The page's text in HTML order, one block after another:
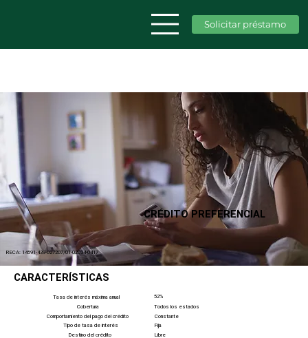
Solicitar préstamo
RECA: 14591-439-027207/01-02034-0417
CRÉDITO PREFERENCIAL
CARACTERÍSTICAS
Tasa de interés máxima anual
Cobertura
Comportamiento del pago del crédito
Tipo de tasa de interés
Destino del crédito
52%
Todos los estados
Constante
Fija
Libre